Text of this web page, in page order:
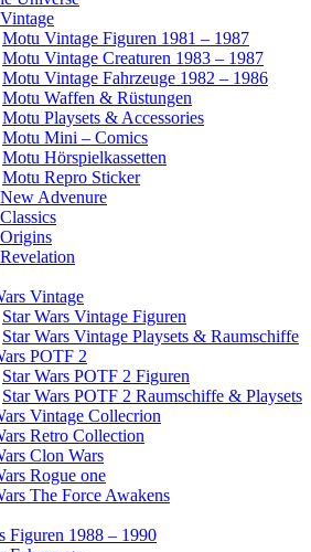
Motu Vintage Figuren 1981 – 1987
Motu Vintage Creaturen 1983 – 1987
Motu Vintage Fahrzeuge 1982 – 1986
Motu Waffen & Rüstungen
Motu Playsets & Accessories
Motu Mini – Comics
Motu Hörspielkassetten
Motu Repro Sticker
Advenure
Vintage
Star Wars Vintage Figuren
Star Wars Vintage Playsets & Raumschiffe
POTF 2
Star Wars POTF 2 Figuren
Star Wars POTF 2 Raumschiffe & Playsets
Vintage Collecrion
Retro Collection
Clon Wars
Rogue one
The Force Awakens
Figuren 1988 – 1990